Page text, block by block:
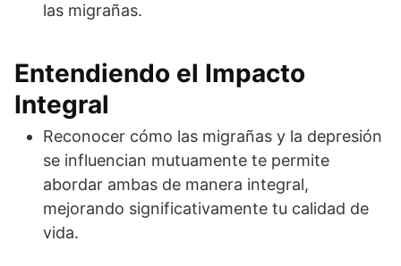
las migrañas.
Entendiendo el Impacto
Integral
Reconocer cómo las migrañas y la depresión
se influencian mutuamente te permite
abordar ambas de manera integral,
mejorando significativamente tu calidad de
vida.